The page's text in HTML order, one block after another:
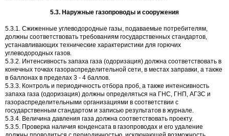
5.3. Наружные газопроводы и сооружения
5.3.1. Сжиженные углеводородные газы, подаваемые потребителям,
должны соответствовать требованиям государственных стандартов,
устанавливающих технические характеристики для горючих
углеводородных газов.
5.3.2. Интенсивность запаха газа (одоризация) должна соответствовать в
конечных точках газораспределительной сети, в местах заправки, а также
в баллонах в пределах 3 - 4 баллов.
5.3.3. Контроль и периодичность отбора проб, а также интенсивность
запаха газа (одоризация) должны определяться на ГНС, ГНП, АГЗС и
газораспределительными организациями в соответствии с
государственным стандартом и записью результатов в журнале.
5.3.4. Величина давления газа должна соответствовать проекту.
5.3.5. Проверка наличия конденсата в газопроводах и его удаление